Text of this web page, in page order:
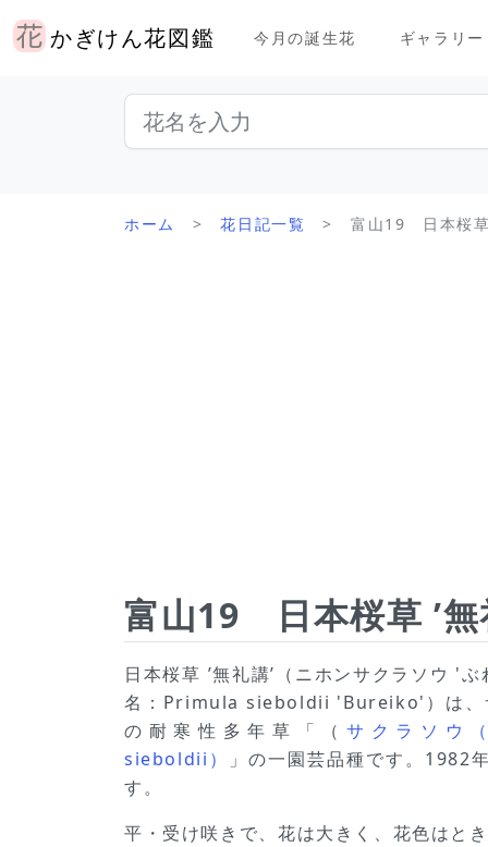
かぎけん花図鑑 今月の誕生花 ギャラリー
ホーム 花日記一覧 富山19 日本桜
富山19 日本桜草 ’
日本桜草 ’無礼講’（ニホンサクラソウ '
名：Primula sieboldii 'Bureiko'）は、
の耐寒性多年草「（ サクラソウ
sieboldii）
」の一園芸品種です。1982
す。
平・受け咲きで、花は大きく、花色はと